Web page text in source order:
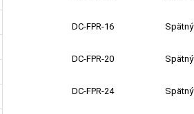
DC-FPR-16 Spätný
DC-FPR-20
DC-FPR-24